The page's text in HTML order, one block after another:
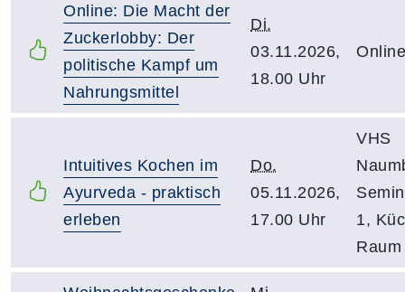
Online: Die Macht der
Zuckerlobby: Der
politische Kampf um
Nahrungsmittel
Di.
03.11.2026,
18.00 Uhr
Online
Intuitives Kochen im
Ayurveda - praktisch
erleben
Do.
05.11.2026,
17.00 Uhr
VHS
1,